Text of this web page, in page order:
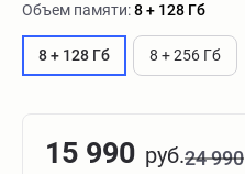
Объем памяти:8 + 128 Гб
8 + 128 Гб 8 + 256 Гб
15 990 руб.24 990